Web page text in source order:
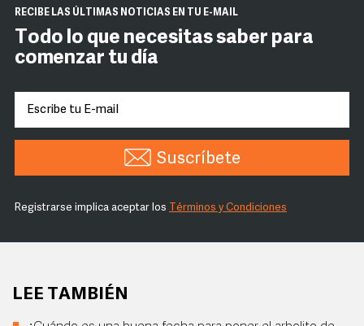
RECIBE LAS ÚLTIMAS NOTICIAS EN TU E-MAIL
Todo lo que necesitas saber para
comenzar tu día
Suscríbete
Registrarse implica aceptar los Términos y Condiciones
LEE TAMBIÉN